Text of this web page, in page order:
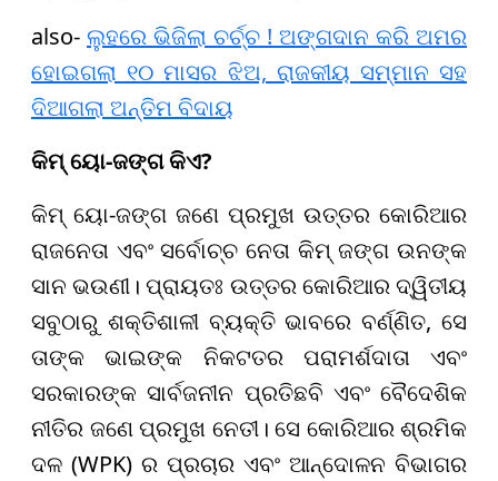
also- ଲୁହରେ ଭିଜିଲା ଚର୍ଚ୍ଚ ! ଅଙ୍ଗଦାନ କରି ଅମର
ହୋଇଗଲା ୧୦ ମାସର ଝିଅ, ରାଜକୀୟ ସମ୍ମାନ ସହ
ଦିଆଗଲା ଅନ୍ତିମ ବିଦାୟ
କିମ୍ ୟୋ-ଜଙ୍ଗ କିଏ?
କିମ୍ ୟୋ-ଜଙ୍ଗ ଜଣେ ପ୍ରମୁଖ ଉତ୍ତର କୋରିଆର
ରାଜନେତା ଏବଂ ସର୍ବୋଚ୍ଚ ନେତା କିମ୍ ଜଙ୍ଗ ଉନଙ୍କ
ସାନ ଭଉଣୀ। ପ୍ରାୟତଃ ଉତ୍ତର କୋରିଆର ଦ୍ୱିତୀୟ
ସବୁଠାରୁ ଶକ୍ତିଶାଳୀ ବ୍ୟକ୍ତି ଭାବରେ ବର୍ଣ୍ଣିତ, ସେ
ତାଙ୍କ ଭାଇଙ୍କ ନିକଟତର ପରାମର୍ଶଦାତା ଏବଂ
ସରକାରଙ୍କ ସାର୍ବଜନୀନ ପ୍ରତିଛବି ଏବଂ ବୈଦେଶିକ
ନୀତିର ଜଣେ ପ୍ରମୁଖ ନେତୀ। ସେ କୋରିଆର ଶ୍ରମିକ
ଦଳ (WPK) ର ପ୍ରଚାର ଏବଂ ଆନ୍ଦୋଳନ ବିଭାଗର